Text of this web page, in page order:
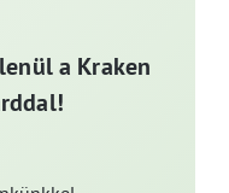
a Kraken